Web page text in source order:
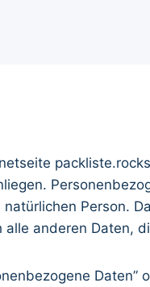
Person.
anderen Daten,
Daten”